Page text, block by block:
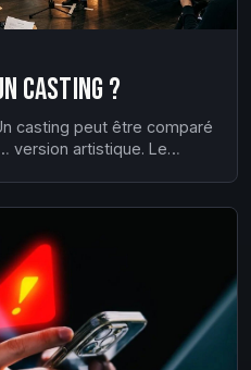
casting ?
casting peut être comparé
version artistique. Le
est d’évaluer votre